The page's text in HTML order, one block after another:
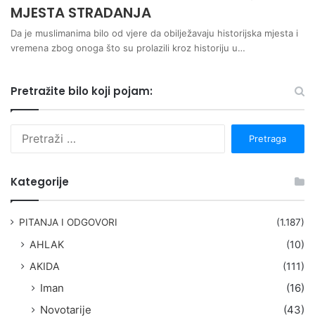
MJESTA STRADANJA
Da je muslimanima bilo od vjere da obilježavaju historijska mjesta i
vremena zbog onoga što su prolazili kroz historiju u…
Pretražite bilo koji pojam:
Kategorije
PITANJA I ODGOVORI (1.187)
AHLAK
(10)
AKIDA
(111)
Iman
(16)
Novotarije
(43)